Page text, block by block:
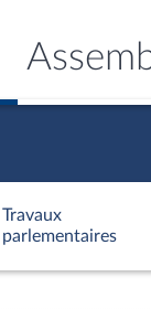
Travaux
parlementaires